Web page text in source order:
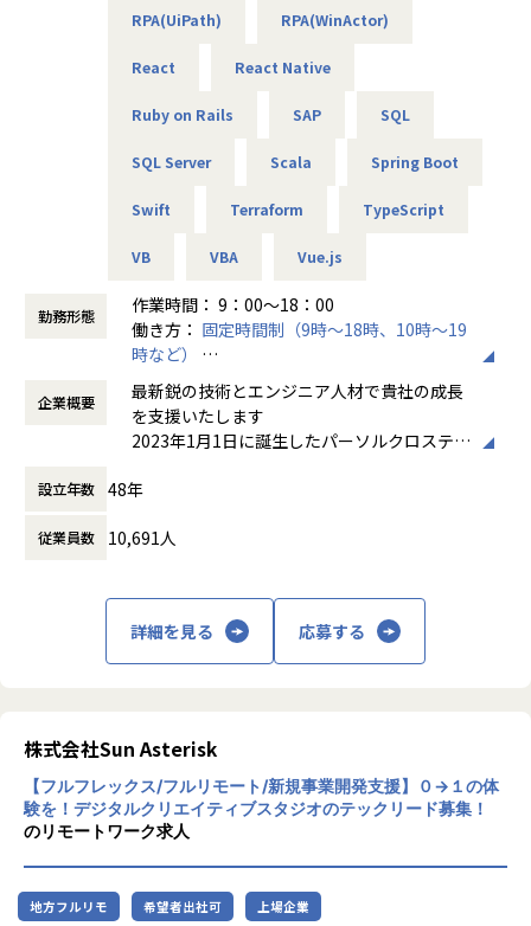
って頂きます。
・工程：要件定義～設計～実装～テスト
・使用する技術：React、Node.js、Next.js、Go、Python、
・働き方：リモート60％ 出社40％
例②：不動産会社向けWebシステムの開発（BtoC）
大手不動産会社のコンシューマ向けMyPageの開発（仕様調
部分は打合せにも参加し、仕様調整なども実施
・使用する技術：PHP、JavaScript、Laravel、MySQL、AW
・働き方：リモート80％ 出社20％
【委託プロジェクト】
例：BtoC向け旅行サイト開発プロジェクト
・使用する技術：Java、JavaScript 他
┗自社メンバーでチーム体制を組み開発をしていきます
【描けるキャリアパス】
◆キャリアパス例◆
→ 現場リーダーとして4名のマネジメント
→ Pythonを用いた新規開発のリーダー
・Java/PHP/JavaScriptを用いたWEB開発
→ アジャイル開発におけるスクラムマスター
無
RPA(UiPath) RPA(WinActor)
React React Native
Ruby on Rails SAP SQL
SQL Server Scala Spring Boot
Swift Terraform TypeScript
VB VBA Vue.js
勤務形態
作業時間： 9：00～18：00
働き方： 固定時間制（9時～18時、10時～19
時など）
時間外労働の有無： 有（月平均20時間）
休憩時間： 60分
企業概要
最新鋭の技術とエンジニア人材で貴社の成長
を支援いたします
2023年1月1日に誕生したパーソルクロステク
び、エンジニアの多様なはたらき方を追求
題の解決を図ってまいります。
計・開発・実験におけるモデルベース開発
（MBD）等を提供しており、IT領域において
は情報通信、IT/インターネット、EC分野を
ております。さらには、近年需要が拡大して
いるRPA・IoT・UWB・ドローン・セキュリ
ティ等の最新技術の活用についても精力的に
ご支援をしております。
またエンジニアに対しさまざまなはたらき方
の機会提供を行うべく、フリーランス人材の
マッチング、若手未経験エンジニア層の育成
支援等にも取り組んでおります。
設立年数 48年
従業員数 10,691人
詳細を見る 応募する
株式会社Sun Asterisk
【フルフレックス/フルリモート/新規事業開発支援】０→１の体
験を！デジタルクリエイティブスタジオのテックリード募集！
のリモートワーク求人
地方フルリモ 希望者出社可 上場企業